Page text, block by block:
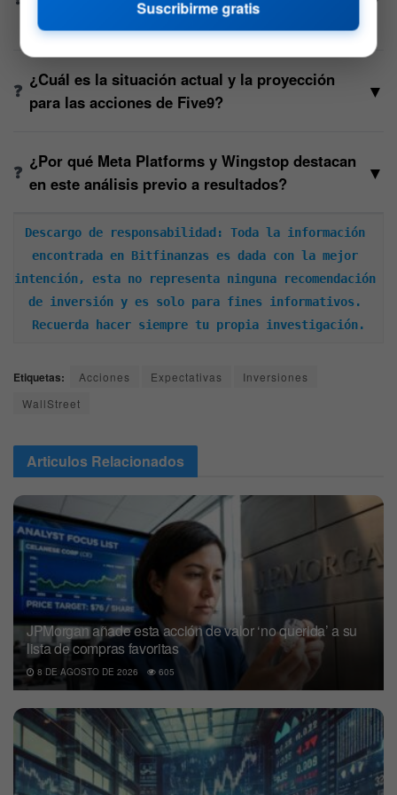
resultados?
¿Cuál es la situación actual y la proyección
para las acciones de Five9?
▼
¿Por qué Meta Platforms y Wingstop destacan
en este análisis previo a resultados?
▼
Descargo de responsabilidad: Toda la información
encontrada en Bitfinanzas es dada con la mejor
intención, esta no representa ninguna recomendación
de inversión y es solo para fines informativos.
Recuerda hacer siempre tu propia investigación.
Etiquetas: Acciones Expectativas
Inversiones
WallStreet
Articulos Relacionados
JPMorgan añade esta acción de valor ‘no querida’ a su
lista de compras favoritas
8 DE AGOSTO DE 2026 605
Suscribirme gratis